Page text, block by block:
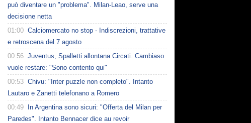
può diventare un "problema". Milan-Leao, serve una
decisione netta
01:00 Calciomercato no stop - Indiscrezioni, trattative
e retroscena del 7 agosto
00:56 Juventus, Spalletti allontana Circati. Cambiaso
vuole restare: "Sono contento qui"
00:53 Chivu: "Inter puzzle non completo". Intanto
Lautaro e Zanetti telefonano a Romero
00:49
In Argentina sono sicuri: "Offerta del Milan per
Paredes". Intanto Bennacer dice au revoir